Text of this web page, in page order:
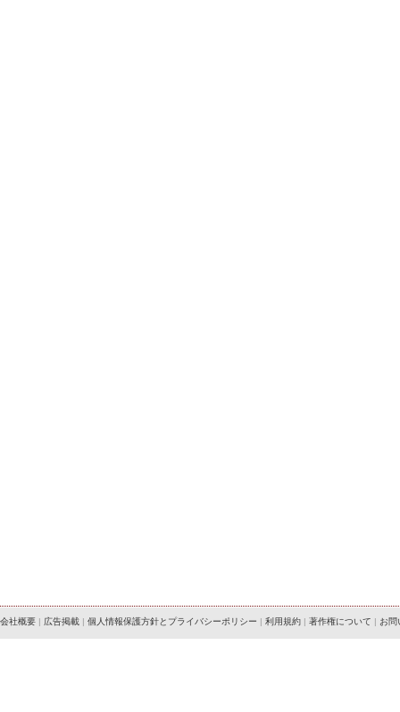
会社概要 | 広告掲載 | 個人情報保護方針とプライバシーポリシー | 利用規約 | 著作権について | お問